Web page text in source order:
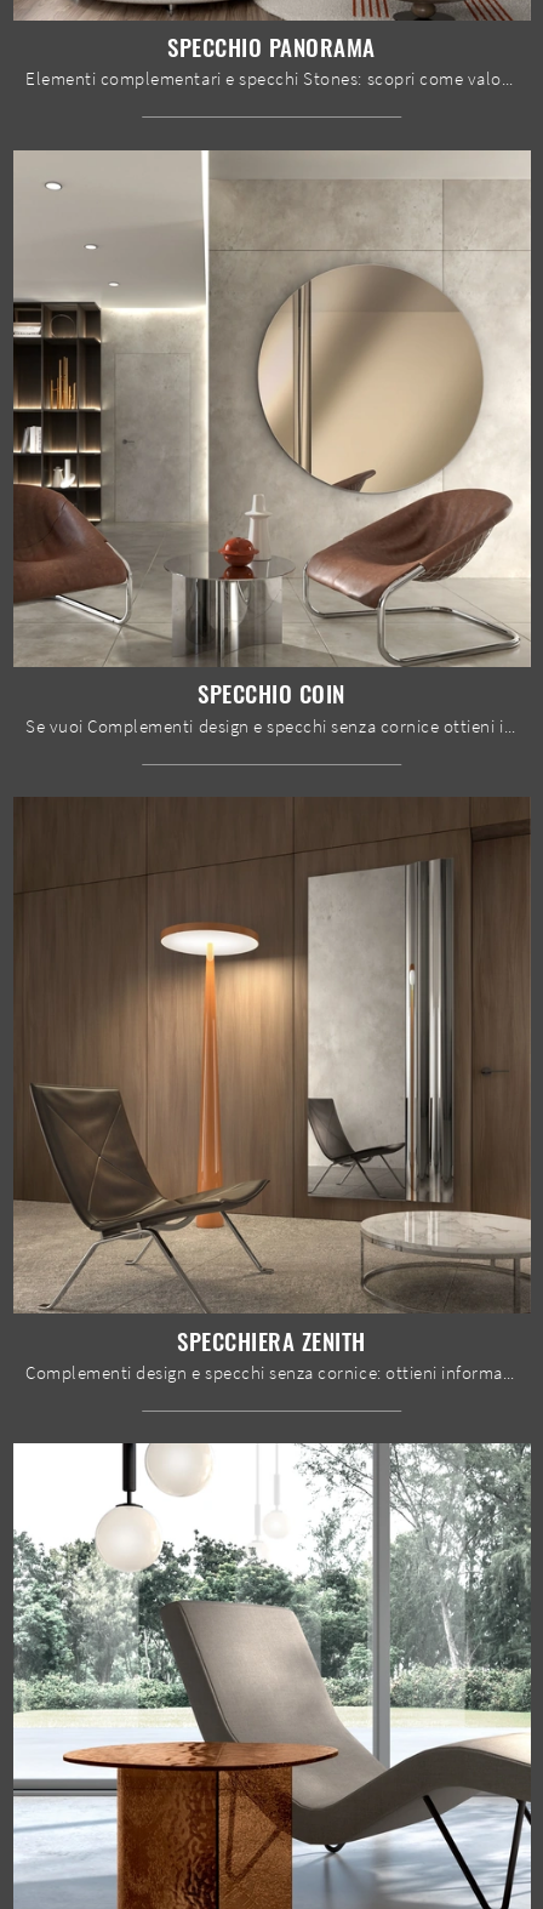
SPECCHIO PANORAMA
Elementi complementari e specchi Stones: scopri come valorizzare i tuoi interni design con il modello Specchio Panorama.
SPECCHIO COIN
SPECCHIERA ZENITH